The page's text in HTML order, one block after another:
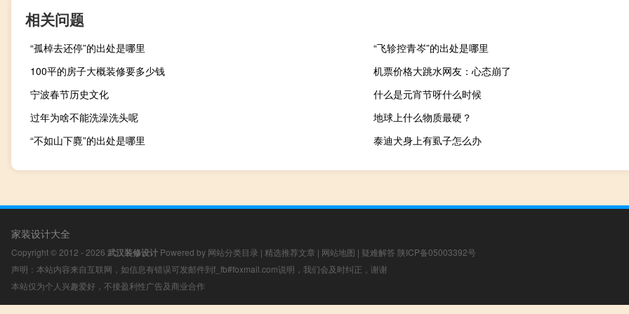
相关问题
“孤棹去还停”的出处是哪里
“飞轸控青岑”的出处是哪里
100平的房子大概装修要多少钱
机票价格大跳水网友：心态崩了
宁波春节历史文化
什么是元宵节呀什么时候
过年为啥不能洗澡洗头呢
地球上什么物质最硬？
“不如山下麑”的出处是哪里
泰迪犬身上有虱子怎么办
家装设计大全
Copyright © 2012 - 2026 武汉装修设计 Powered by 网站分类目录 | 精选推荐文章 | 网站地图 | 疑难解答 陕ICP备05003392号
声明：本站内容来自互联网，如信息有错误可发邮件到f_fb#foxmail.com说明，我们会及时纠正，谢谢
本站仅为个人兴趣爱好，不接盈利性广告及商业合作